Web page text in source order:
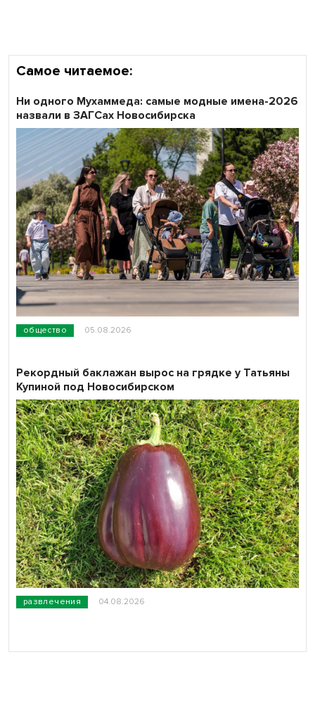
Самое читаемое:
общество 05.08.2026
Ни одного Мухаммеда: самые модные имена-2026
назвали в ЗАГСах Новосибирска
развлечения 04.08.2026
Рекордный баклажан вырос на грядке у Татьяны
Купиной под Новосибирском